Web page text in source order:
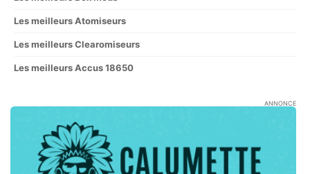
Les meilleurs Atomiseurs
Les meilleurs Clearomiseurs
Les meilleurs Accus 18650
ANNONCE